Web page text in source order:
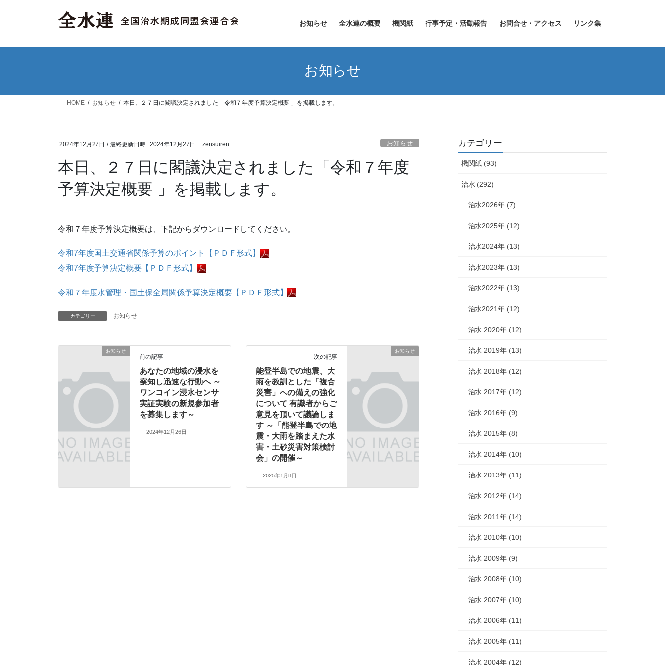
お知らせ 全水連の概要 機関紙 行事予定・活動報告 お問合せ・アクセス リンク集
お知らせ
HOME お知らせ 本日、２７日に閣議決定されました「令和７年度予算決定概要 」を掲載します。
2024年12月27日 / 最終更新日時 : 2024年12月27日 zensuiren お知らせ
本日、２７日に閣議決定されました「令和７年度
予算決定概要 」を掲載します。
令和７年度予算決定概要は、下記からダウンロードしてください。
令和7年度国土交通省関係予算のポイント【ＰＤＦ形式】
令和7年度予算決定概要【ＰＤＦ形式】
令和７年度水管理・国土保全局関係予算決定概要【ＰＤＦ形式】
カテゴリー お知らせ
お知らせ
前の記事
あなたの地域の浸水を
察知し迅速な行動へ ～
ワンコイン浸水センサ
実証実験の新規参加者
を募集します～
2024年12月26日
お知らせ
次の記事
能登半島での地震、大
雨を教訓とした「複合
災害」への備えの強化
について 有識者からご
意見を頂いて議論しま
す ～「能登半島での地
震・大雨を踏まえた水
害・土砂災害対策検討
会」の開催～
2025年1月8日
カテゴリー
機関紙 (93)
治水 (292)
治水2026年 (7)
治水2025年 (12)
治水2024年 (13)
治水2023年 (13)
治水2022年 (13)
治水2021年 (12)
治水 2020年 (12)
治水 2019年 (13)
治水 2018年 (12)
治水 2017年 (12)
治水 2016年 (9)
治水 2015年 (8)
治水 2014年 (10)
治水 2013年 (11)
治水 2012年 (14)
治水 2011年 (14)
治水 2010年 (10)
治水 2009年 (9)
治水 2008年 (10)
治水 2007年 (10)
治水 2006年 (11)
治水 2005年 (11)
治水 2004年 (12)